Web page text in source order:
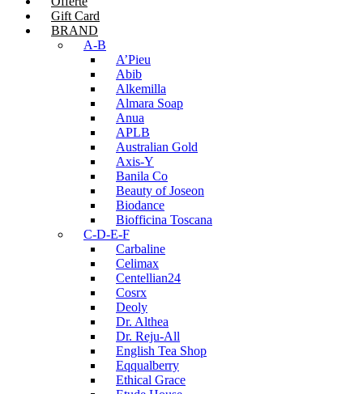
Gift Card
BRAND
A-B
A’Pieu
Abib
Alkemilla
Almara Soap
Anua
APLB
Australian Gold
Axis-Y
Banila Co
Beauty of Joseon
Biodance
Biofficina Toscana
C-D-E-F
Carbaline
Celimax
Centellian24
Cosrx
Deoly
Dr. Althea
Dr. Reju-All
English Tea Shop
Eqqualberry
Ethical Grace